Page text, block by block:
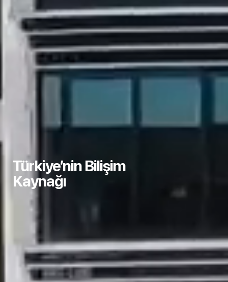
Türkiye’nin Bilişim
Kaynağı
Güçlü iş ortağı
yapımızla Türkiye’ye
teknoloji dağıtıyoruz.